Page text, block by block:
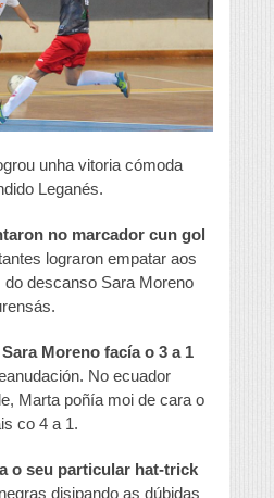
unha vitoria cómoda
Leganés.
no marcador cun gol
lograron empatar aos
do descanso Sara Moreno
Moreno facía o 3 a 1
No ecuador
Marta poñía moi de cara o
co 4 a 1.
o seu particular hat-trick
disipando as dúbidas